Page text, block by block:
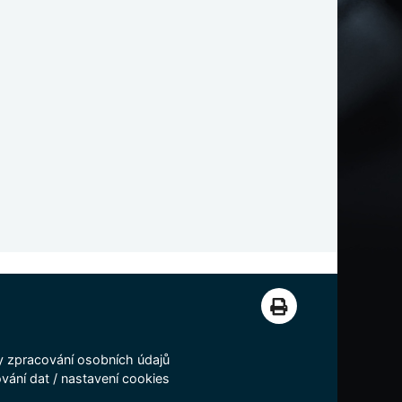
zpracování osobních údajů
dat / nastavení cookies